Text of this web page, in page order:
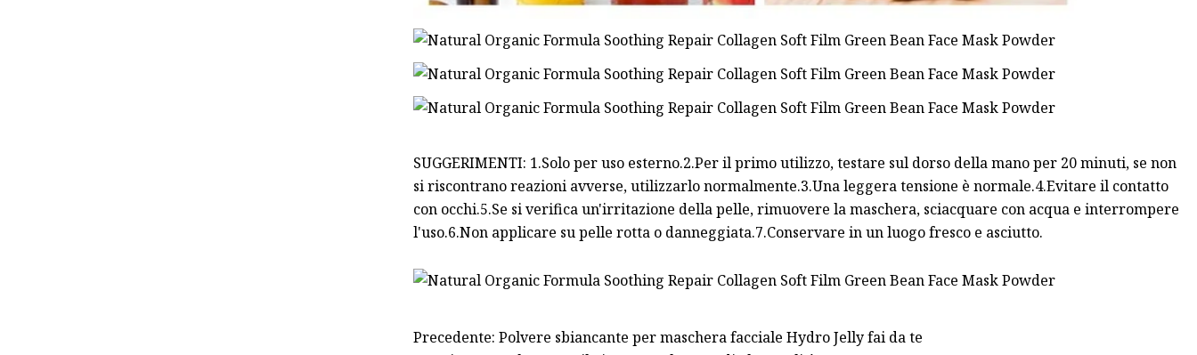
SUGGERIMENTI: 1.Solo per uso esterno.2.Per il primo utilizzo, testare sul dorso della mano per 20 minuti, se non
si riscontrano reazioni avverse, utilizzarlo normalmente.3.Una leggera tensione è normale.4.Evitare il contatto
con occhi.5.Se si verifica un'irritazione della pelle, rimuovere la maschera, sciacquare con acqua e interrompere
l'uso.6.Non applicare su pelle rotta o danneggiata.7.Conservare in un luogo fresco e asciutto.
Precedente: Polvere sbiancante per maschera facciale Hydro Jelly fai da te